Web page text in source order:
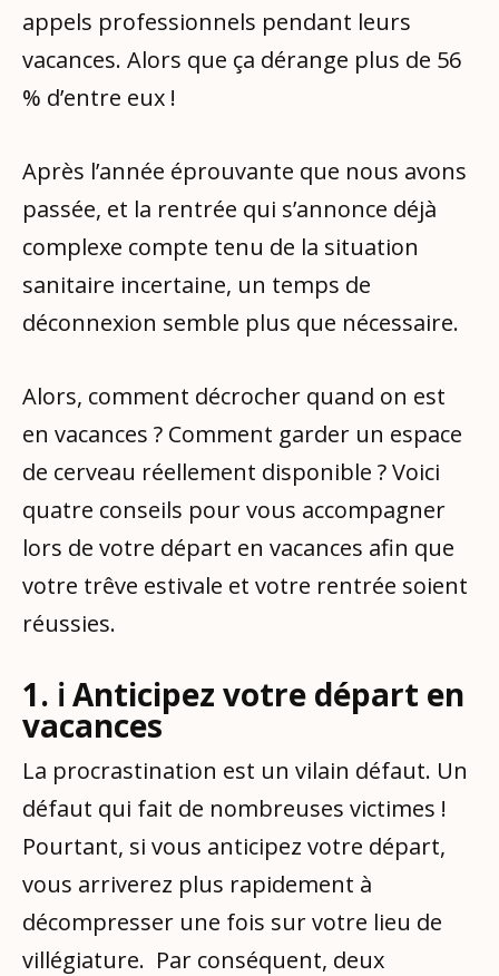
appels professionnels pendant leurs
vacances. Alors que ça dérange plus de 56
% d’entre eux !
Après l’année éprouvante que nous avons
passée, et la rentrée qui s’annonce déjà
complexe compte tenu de la situation
sanitaire incertaine, un temps de
déconnexion semble plus que nécessaire.
Alors, comment décrocher quand on est
en vacances ? Comment garder un espace
de cerveau réellement disponible ? Voici
quatre conseils pour vous accompagner
lors de votre départ en vacances afin que
votre trêve estivale et votre rentrée soient
réussies.
1. ℹ️ Anticipez votre départ en
vacances
La procrastination est un vilain défaut. Un
défaut qui fait de nombreuses victimes !
Pourtant, si vous anticipez votre départ,
vous arriverez plus rapidement à
décompresser une fois sur votre lieu de
villégiature. Par conséquent, deux